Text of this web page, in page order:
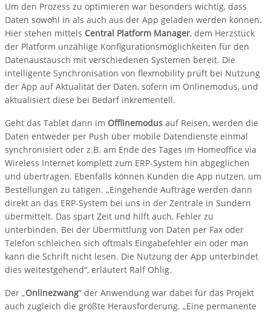
Um den Prozess zu optimieren war besonders wichtig, dass
Daten sowohl in als auch aus der App geladen werden können.
Hier stehen mittels Central Platform Manager, dem Herzstück
der Platform unzählige Konfigurationsmöglichkeiten für den
Datenaustausch mit verschiedenen Systemen bereit. Die
intelligente Synchronisation von flexmobility prüft bei Nutzung
der App auf Aktualität der Daten, sofern im Onlinemodus, und
aktualisiert diese bei Bedarf inkrementell.
Geht das Tablet dann im Offlinemodus auf Reisen, werden die
Daten entweder per Push über mobile Datendienste einmal
synchronisiert oder z.B. am Ende des Tages im Homeoffice via
Wireless Internet komplett zum ERP-System hin abgeglichen
und übertragen. Ebenfalls können Kunden die App nutzen, um
Bestellungen zu tätigen. „Eingehende Aufträge werden dann
direkt an das ERP-System bei uns in der Zentrale in Sundern
übermittelt. Das spart Zeit und hilft auch, Fehler zu
unterbinden. Bei der Übermittlung von Daten per Fax oder
Telefon schleichen sich oftmals Eingabefehler ein oder man
kann die Schrift nicht lesen. Die Nutzung der App unterbindet
dies weitestgehend“, erläutert Ralf Ohlig.
Der „Onlinezwang“ der Anwendung war dabei für das Projekt
auch zugleich die größte Herausforderung. „Eine permanente